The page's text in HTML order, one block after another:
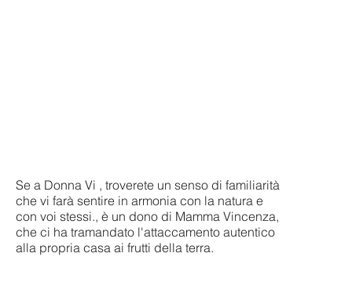
Se a Donna Vi , troverete un senso di familiarità
che vi farà sentire in armonia con la natura e
con voi stessi., è un dono di Mamma Vincenza,
che ci ha tramandato l'attaccamento autentico
alla propria casa ai frutti della terra.